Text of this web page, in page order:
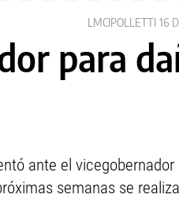
LMCIPOLLETTI 16
para
ante el vicegobernador
semanas se